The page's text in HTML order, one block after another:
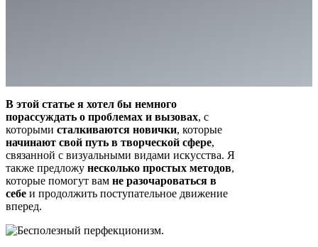
В этой статье я хотел бы немного
порассуждать о проблемах и вызовах, с
которыми сталкиваются новички, которые
начинают свой путь в творческой сфере,
связанной с визуальными видами искусства. Я
также предложу несколько простых методов,
которые помогут вам не разочароваться в
себе и продолжить поступательное движение
вперед.